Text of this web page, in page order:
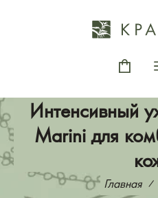
Интенсивный
Marini для
Главная